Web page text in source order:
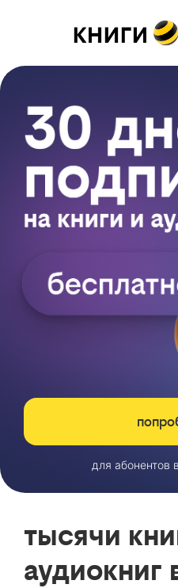
для абонентов
тысячи
аудиокниг